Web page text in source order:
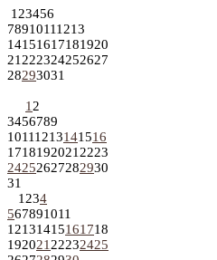
1 23456
78910111213
14151617181920
21 222324252627
28293031
1 2
3456789
10111213141516
1718192021 2223
24252627282930
31
1 234
567891011
12131415161718
192021 22232425